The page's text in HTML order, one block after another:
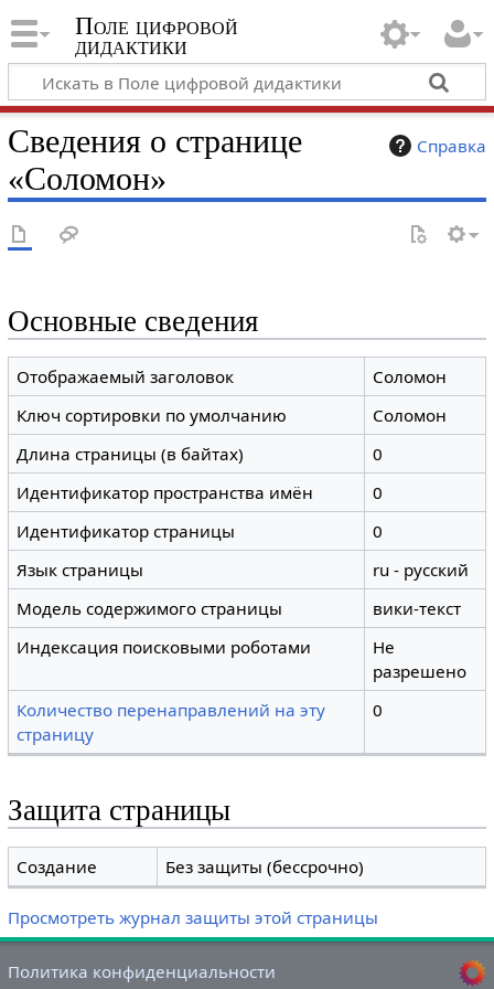
Поле цифровой
дидактики
Справка
Сведения о странице
«Соломон»
Основные сведения
Отображаемый заголовок
Соломон
Ключ сортировки по умолчанию
Соломон
Длина страницы (в байтах)
0
Идентификатор пространства имён
0
Идентификатор страницы
0
Язык страницы
ru - русский
Модель содержимого страницы
вики-текст
Индексация поисковыми роботами
Не
разрешено
Количество перенаправлений на эту
страницу
0
Защита страницы
Создание Без защиты (бессрочно)
Просмотреть журнал защиты этой страницы
Политика конфиденциальности